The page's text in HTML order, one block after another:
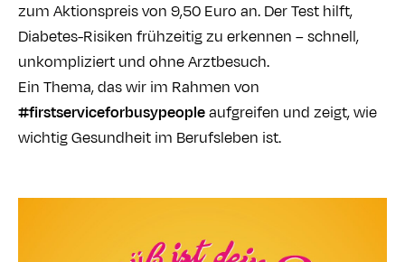
zum Aktionspreis von 9,50 Euro an. Der Test hilft,
Diabetes-Risiken frühzeitig zu erkennen – schnell,
unkompliziert und ohne Arztbesuch.
Ein Thema, das wir im Rahmen von
#firstserviceforbusypeopleaufgreifen und zeigt, wie
wichtig Gesundheit im Berufsleben ist.